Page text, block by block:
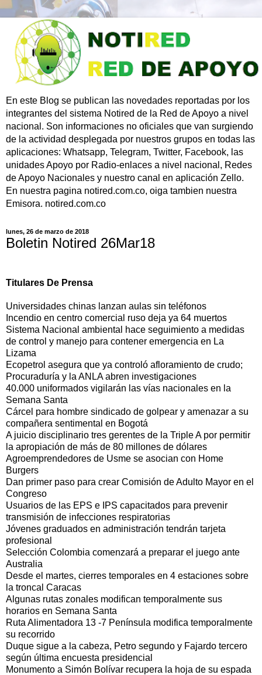
En este Blog se publican las novedades reportadas por los
integrantes del sistema Notired de la Red de Apoyo a nivel
nacional. Son informaciones no oficiales que van surgiendo
de la actividad desplegada por nuestros grupos en todas las
aplicaciones: Whatsapp, Telegram, Twitter, Facebook, las
unidades Apoyo por Radio-enlaces a nivel nacional, Redes
de Apoyo Nacionales y nuestro canal en aplicación Zello.
En nuestra pagina notired.com.co, oiga tambien nuestra
Emisora. notired.com.co
lunes, 26 de marzo de 2018
Boletin Notired 26Mar18
Titulares De Prensa
Universidades chinas lanzan aulas sin teléfonos
Incendio en centro comercial ruso deja ya 64 muertos
Sistema Nacional ambiental hace seguimiento a medidas
de control y manejo para contener emergencia en La
Lizama
Ecopetrol asegura que ya controló afloramiento de crudo;
Procuraduría y la ANLA abren investigaciones
40.000 uniformados vigilarán las vías nacionales en la
Semana Santa
Cárcel para hombre sindicado de golpear y amenazar a su
compañera sentimental en Bogotá
A juicio disciplinario tres gerentes de la Triple A por permitir
la apropiación de más de 80 millones de dólares
Agroemprendedores de Usme se asocian con Home
Burgers
Dan primer paso para crear Comisión de Adulto Mayor en el
Congreso
Usuarios de las EPS e IPS capacitados para prevenir
transmisión de infecciones respiratorias
Jóvenes graduados en administración tendrán tarjeta
profesional
Selección Colombia comenzará a preparar el juego ante
Australia
Desde el martes, cierres temporales en 4 estaciones sobre
la troncal Caracas
Algunas rutas zonales modifican temporalmente sus
horarios en Semana Santa
Ruta Alimentadora 13 -7 Península modifica temporalmente
su recorrido
Duque sigue a la cabeza, Petro segundo y Fajardo tercero
según última encuesta presidencial
Monumento a Simón Bolívar recupera la hoja de su espada